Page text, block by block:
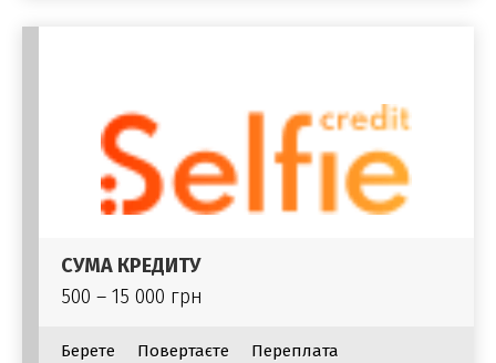
СУМА КРЕДИТУ
500 – 15 000 грн
Берете
Повертаєте
Переплата